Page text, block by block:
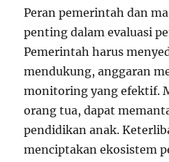
Peran pemerintah dan
penting dalam evaluasi
Pemerintah harus
mendukung, anggaran
monitoring yang efektif.
orang tua, dapat
pendidikan anak.
menciptakan ekosistem